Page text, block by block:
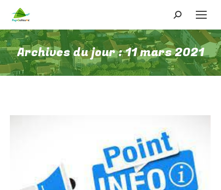
Recherche
:
Archives du jour :11 mars 2021